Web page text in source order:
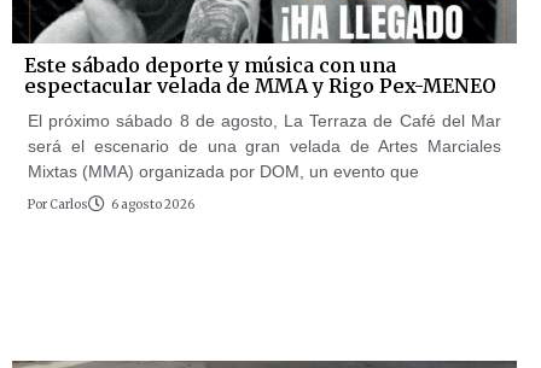
Este sábado deporte y música con una
espectacular velada de MMA y Rigo Pex-MENEO
El próximo sábado 8 de agosto, La Terraza de Café del Mar
será el escenario de una gran velada de Artes Marciales
Mixtas (MMA) organizada por DOM, un evento que
Por Carlos 6 agosto 2026